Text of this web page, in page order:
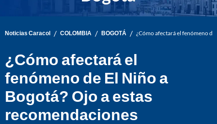
Noticias Caracol / COLOMBIA / BOGOTÁ / ¿Cómo afectará el fenómeno
¿Cómo afectará el
fenómeno de El Niño a
Bogotá? Ojo a estas
recomendaciones